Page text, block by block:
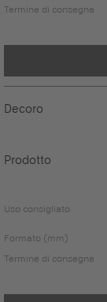
Termine di consegna
Decoro
Prodotto
Uso consigliato
Formato (mm)
Termine di consegna